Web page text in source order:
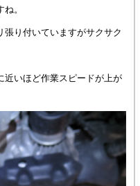
。
張り付いていますがサクサク
近いほど作業スピードが上が